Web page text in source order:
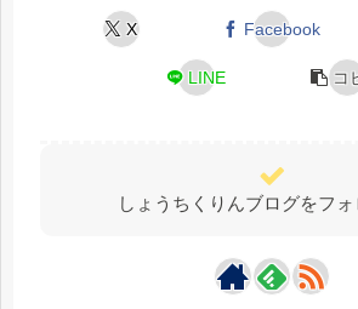
X Facebook
LINE コ
しょうちくりんブログをフ